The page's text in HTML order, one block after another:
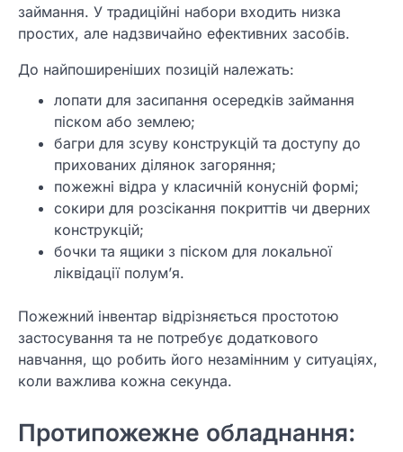
займання. У традиційні набори входить низка
простих, але надзвичайно ефективних засобів.
До найпоширеніших позицій належать:
лопати для засипання осередків займання
піском або землею;
багри для зсуву конструкцій та доступу до
прихованих ділянок загоряння;
пожежні відра у класичній конусній формі;
сокири для розсікання покриттів чи дверних
конструкцій;
бочки та ящики з піском для локальної
ліквідації полум’я.
Пожежний інвентар відрізняється простотою
застосування та не потребує додаткового
навчання, що робить його незамінним у ситуаціях,
коли важлива кожна секунда.
Протипожежне обладнання: